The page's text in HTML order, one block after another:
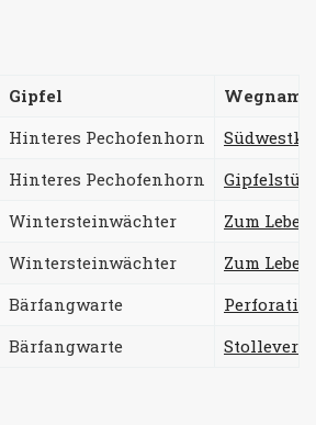
Gipfel
Wegname
Hinteres Pechofenhorn
Hinteres Pechofenhorn
Wintersteinwächter
Zum
Wintersteinwächter
Zum
Bärfangwarte
Bärfangwarte